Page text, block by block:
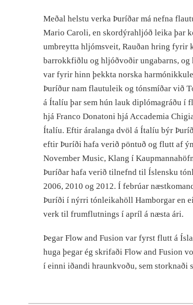
Meðal helstu verka Þuríðar má nefna
Mario Caroli, en skordýrahljóð leika þar
umbreytta hljómsveit, Rauðan hring fyrir
barrokkfiðlu og hljóðvoðir ungabarns, og
var fyrir hinn þekkta norska
Þuríður nam flautuleik og tónsmíðar við
á Ítalíu þar sem hún lauk diplómagráðu í
hjá Franco Donatoni hjá Accademia
Ítalíu. Eftir áralanga dvöl á Ítalíu býr
eftir Þuríði hafa verið pöntuð og flutt af
November Music, Klang í
Þuríðar hafa verið tilnefnd til Íslensku
2006, 2010 og 2012. Í febrúar
Þuríði í nýrri tónleikahöll Hamborgar en
verk til frumflutnings í apríl á næsta ári.
Þegar Flow and Fusion var fyrst flutt á
huga þegar ég skrifaði Flow and Fusion
í einni iðandi hraunkvoðu, sem